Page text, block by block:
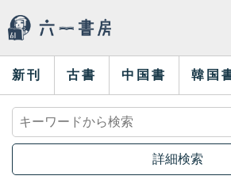
新刊 古書 中国書 韓国
詳細検索